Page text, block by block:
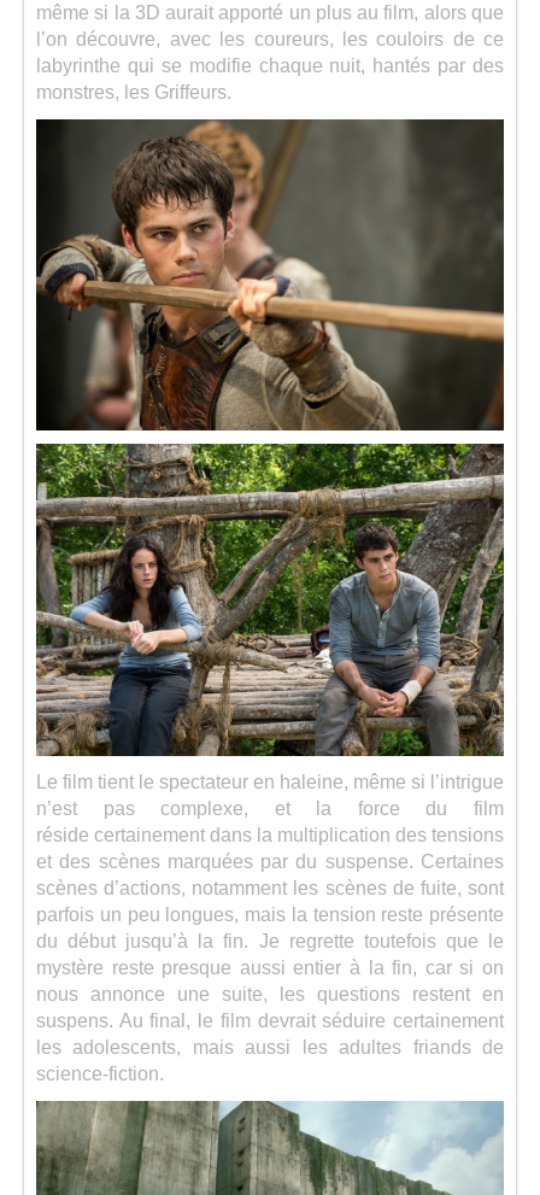
même si la 3D aurait apporté un plus au film, alors que
l’on découvre, avec les coureurs, les couloirs de ce
labyrinthe qui se modifie chaque nuit, hantés par des
monstres, les Griffeurs.
Le film tient le spectateur en haleine, même si l’intrigue
n’est pas complexe, et la force du film
réside certainement dans la multiplication des tensions
et des scènes marquées par du suspense. Certaines
scènes d’actions, notamment les scènes de fuite, sont
parfois un peu longues, mais la tension reste présente
du début jusqu’à la fin. Je regrette toutefois que le
mystère reste presque aussi entier à la fin, car si on
nous annonce une suite, les questions restent en
suspens. Au final, le film devrait séduire certainement
les adolescents, mais aussi les adultes friands de
science-fiction.